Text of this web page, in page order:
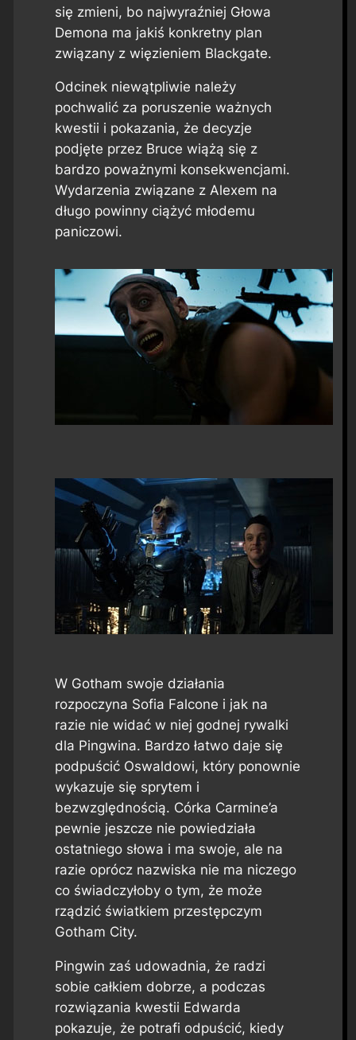
się zmieni, bo najwyraźniej Głowa
Demona ma jakiś konkretny plan
związany z więzieniem Blackgate.
Odcinek niewątpliwie należy
pochwalić za poruszenie ważnych
kwestii i pokazania, że decyzje
podjęte przez Bruce wiążą się z
bardzo poważnymi konsekwencjami.
Wydarzenia związane z Alexem na
długo powinny ciążyć młodemu
paniczowi.
W Gotham swoje działania
rozpoczyna Sofia Falcone i jak na
razie nie widać w niej godnej rywalki
dla Pingwina. Bardzo łatwo daje się
podpuścić Oswaldowi, który ponownie
wykazuje się sprytem i
bezwzględnością. Córka Carmine’a
pewnie jeszcze nie powiedziała
ostatniego słowa i ma swoje, ale na
razie oprócz nazwiska nie ma niczego
co świadczyłoby o tym, że może
rządzić światkiem przestępczym
Gotham City.
Pingwin zaś udowadnia, że radzi
sobie całkiem dobrze, a podczas
rozwiązania kwestii Edwarda
pokazuje, że potrafi odpuścić, kiedy